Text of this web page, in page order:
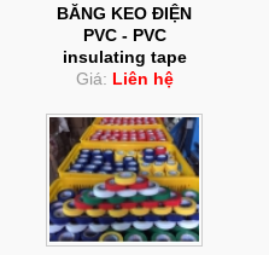
BĂNG KEO ĐIỆN
PVC - PVC
insulating tape
Giá: Liên hệ